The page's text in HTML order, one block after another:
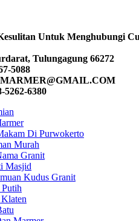
Untuk Menghubungi
Tulungagung 66272
5088
5262-6380
Di Purwokerto
Murah
Granit
Masjid
Kudus Granit